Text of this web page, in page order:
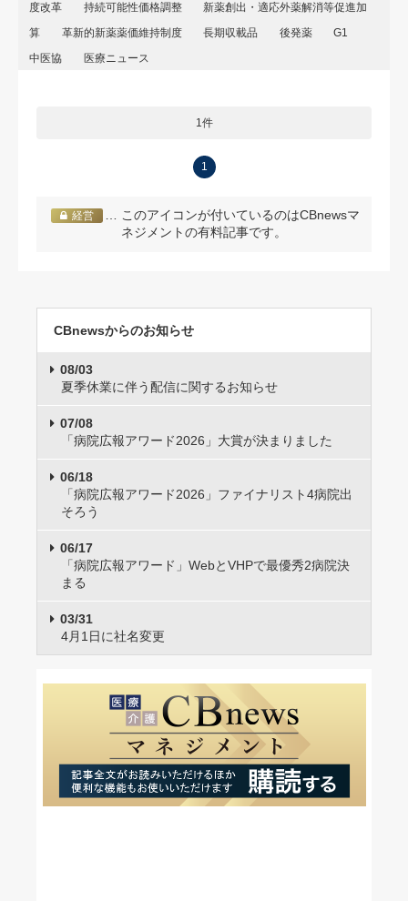
度改革
持続可能性価格調整
新薬創出・適応外薬解消等促進加
算
革新的新薬薬価維持制度 長期収載品 後発薬
G1
中医協
医療ニュース
1件
1
経営
… このアイコンが付いているのはCBnewsマ
ネジメントの有料記事です。
CBnewsからのお知らせ
08/03
夏季休業に伴う配信に関するお知らせ
07/08
「病院広報アワード2026」大賞が決まりました
06/18
「病院広報アワード2026」ファイナリスト4病院出
そろう
06/17
「病院広報アワード」WebとVHPで最優秀2病院決
まる
03/31
4月1日に社名変更